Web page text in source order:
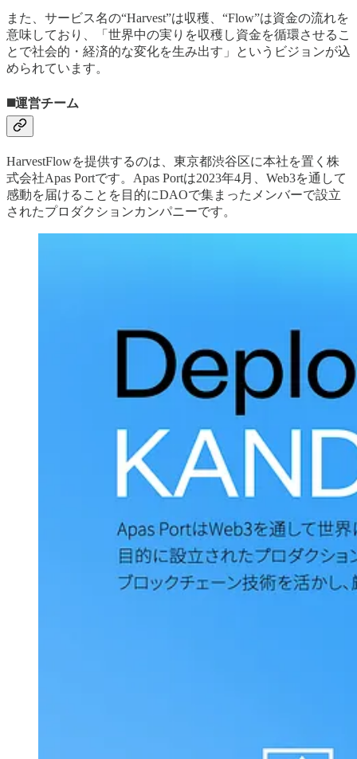
また、サービス名の“Harvest”は収穫、“Flow”は資金の流れを
意味しており、「世界中の実りを収穫し資金を循環させるこ
とで社会的・経済的な変化を生み出す」というビジョンが込
められています。
◼️運営チーム
HarvestFlowを提供するのは、東京都渋谷区に本社を置く株
式会社Apas Portです。Apas Portは2023年4月、Web3を通して
感動を届けることを目的にDAOで集まったメンバーで設立
されたプロダクションカンパニーです。